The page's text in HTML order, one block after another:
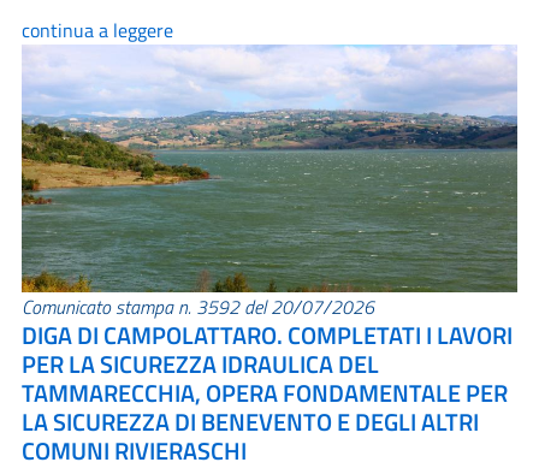
continua a leggere
Comunicato stampa n. 3592 del 20/07/2026
DIGA DI CAMPOLATTARO. COMPLETATI I LAVORI
PER LA SICUREZZA IDRAULICA DEL
TAMMARECCHIA, OPERA FONDAMENTALE PER
LA SICUREZZA DI BENEVENTO E DEGLI ALTRI
COMUNI RIVIERASCHI